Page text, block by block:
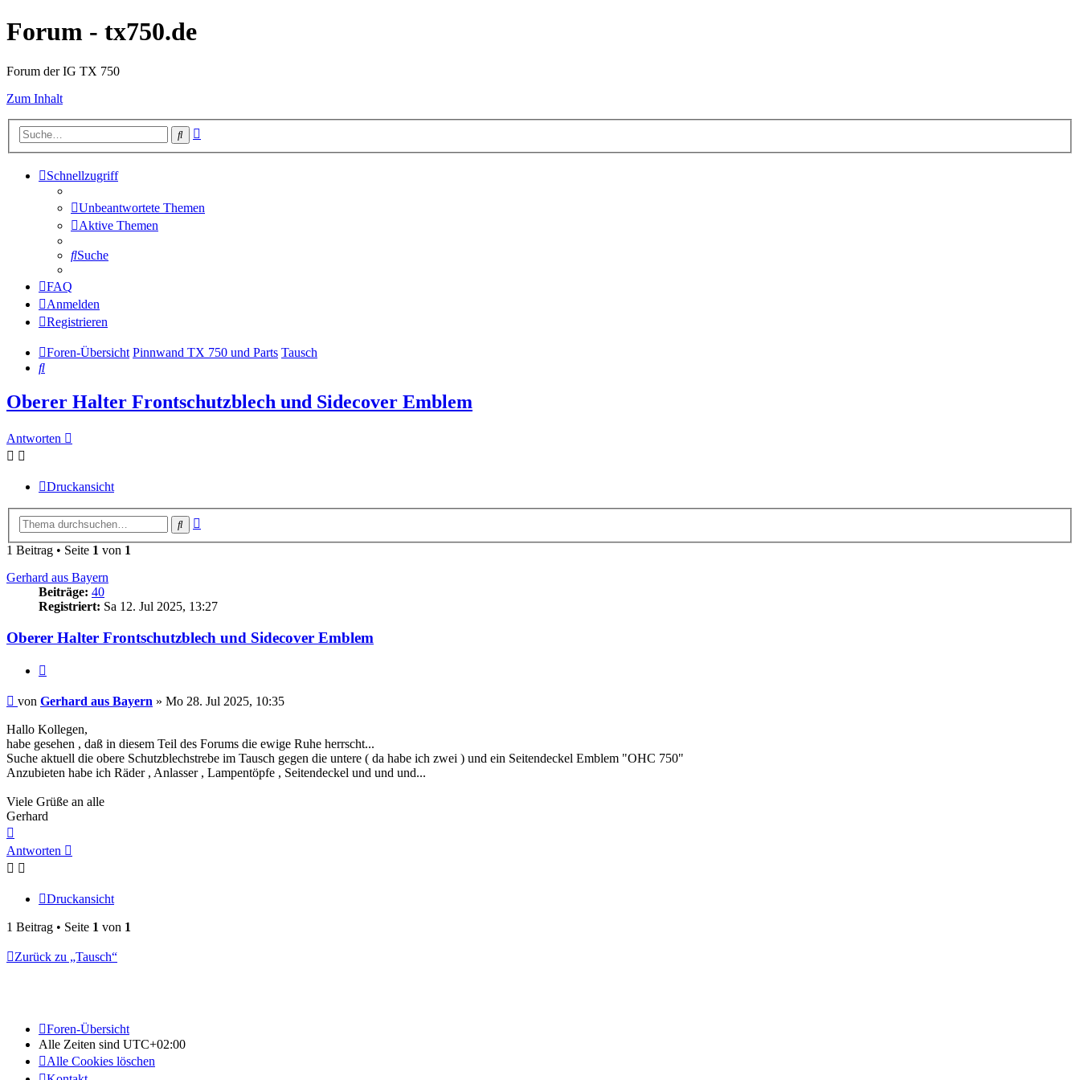
Forum - tx750.de
Forum der IG TX 750
Zum Inhalt
Suche
Schnellzugriff
Unbeantwortete Themen
Aktive Themen
Suche
FAQ
Anmelden
Registrieren
Foren-Übersicht Pinnwand TX 750 und Parts Tausch
Suche
Oberer Halter Frontschutzblech und Sidecover Emblem
Antworten
Druckansicht
Suche
1 Beitrag • Seite 1 von 1
Gerhard aus Bayern
Beiträge: 40
Registriert: Sa 12. Jul 2025, 13:27
Oberer Halter Frontschutzblech und Sidecover Emblem
Beitrag
von Gerhard aus Bayern » Mo 28. Jul 2025, 10:35
Hallo Kollegen,
habe gesehen , daß in diesem Teil des Forums die ewige Ruhe herrscht...
Suche aktuell die obere Schutzblechstrebe im Tausch gegen die untere ( da habe ich zwei ) und ein Seitendeckel Emblem "OHC 750"
Anzubieten habe ich Räder , Anlasser , Lampentöpfe , Seitendeckel und und und...
Viele Grüße an alle
Gerhard
oben
Antworten
Druckansicht
1 Beitrag • Seite 1 von 1
Zurück zu „Tausch“
Foren-Übersicht
Alle Zeiten sind UTC+02:00
Alle Cookies löschen